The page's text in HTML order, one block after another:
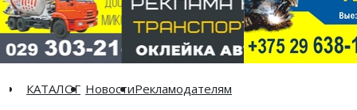
КАТАЛОГ НовостиРекламодателям